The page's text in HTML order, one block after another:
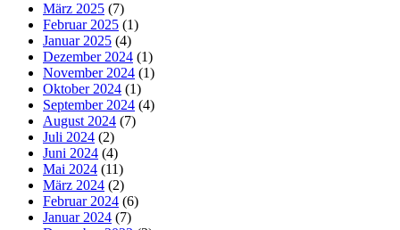
März 2025 (7)
Februar 2025 (1)
Januar 2025 (4)
Dezember 2024 (1)
November 2024 (1)
Oktober 2024 (1)
September 2024 (4)
August 2024 (7)
Juli 2024 (2)
Juni 2024 (4)
Mai 2024 (11)
März 2024 (2)
Februar 2024 (6)
Januar 2024 (7)